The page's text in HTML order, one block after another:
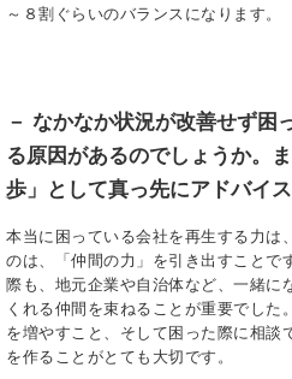
～８割ぐらいのバランスになります。
－ なかなか状況が改善せず困
る原因があるのでしょうか。
歩」として真っ先にアドバイ
本当に困っている会社を再生する力は
のは、「仲間の力」を引き出すことで
際も、地元企業や自治体など、一緒に
くれる仲間を束ねることが重要でし
を増やすこと、そして困った際に相談
を作ることがとても大切です。